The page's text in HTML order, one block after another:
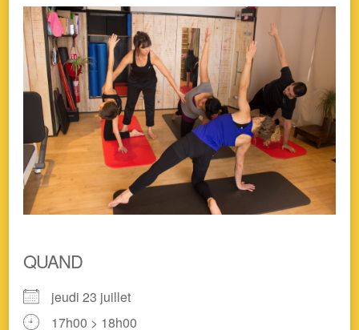
QUAND
jeudi 23 juillet
17h00 > 18h00